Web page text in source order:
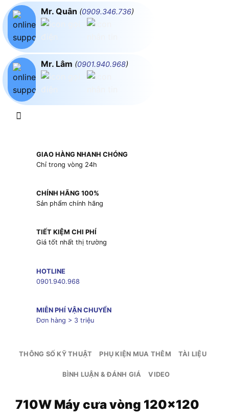
Mr. Quân (0909.346.736)
Mr. Lâm (0901.940.968)
GIAO HÀNG NHANH CHÓNG
Chỉ trong vòng 24h
CHÍNH HÃNG 100%
Sản phẩm chính hãng
TIẾT KIỆM CHI PHÍ
Giá tốt nhất thị trường
HOTLINE
0901.940.968
MIỄN PHÍ VẬN CHUYỂN
Đơn hàng > 3 triệu
THÔNG SỐ KỸ THUẬT PHỤ KIỆN MUA THÊM TÀI LIỆU
BÌNH LUẬN & ĐÁNH GIÁ VIDEO
710W Máy cưa vòng 120×120